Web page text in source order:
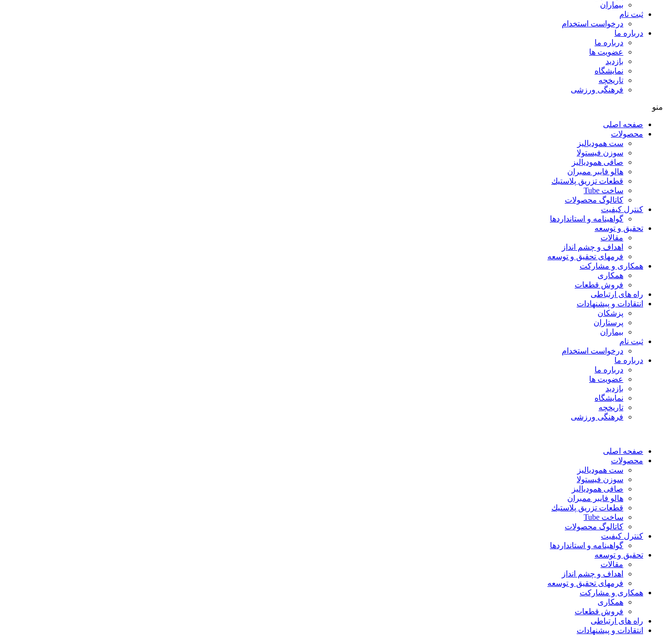
بيماران
ثبت نام
درخواست استخدام
درباره ما
درباره ما
عضویت ها
بازدید
نمایشگاه
تاريخچه
فرهنگی ورزشی
منو
صفحه اصلی
محصولات
ست همودیالیز
سوزن فیستولا
صافی همودیالیز
هالو فایبر ممبران
قطعات تزريق پلاستيك
ساخت Tube
کاتالوگ محصولات
کنترل کیفیت
گواهينامه و استانداردها
تحقيق و توسعه
مقالات
اهداف و چشم انداز
فرمهای تحقیق و توسعه
همکاری و مشارکت
همکاری
فروش قطعات
راه های ارتباطی
انتقادات و پيشنهادات
پزشكان
پرستاران
بيماران
ثبت نام
درخواست استخدام
درباره ما
درباره ما
عضویت ها
بازدید
نمایشگاه
تاريخچه
فرهنگی ورزشی
صفحه اصلی
محصولات
ست همودیالیز
سوزن فیستولا
صافی همودیالیز
هالو فایبر ممبران
قطعات تزريق پلاستيك
ساخت Tube
کاتالوگ محصولات
کنترل کیفیت
گواهينامه و استانداردها
تحقيق و توسعه
مقالات
اهداف و چشم انداز
فرمهای تحقیق و توسعه
همکاری و مشارکت
همکاری
فروش قطعات
راه های ارتباطی
انتقادات و پيشنهادات